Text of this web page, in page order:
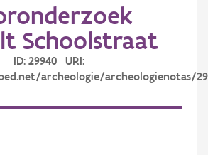
Schoolstraat
ID: 29940 URI:
archeologie/archeologienotas/